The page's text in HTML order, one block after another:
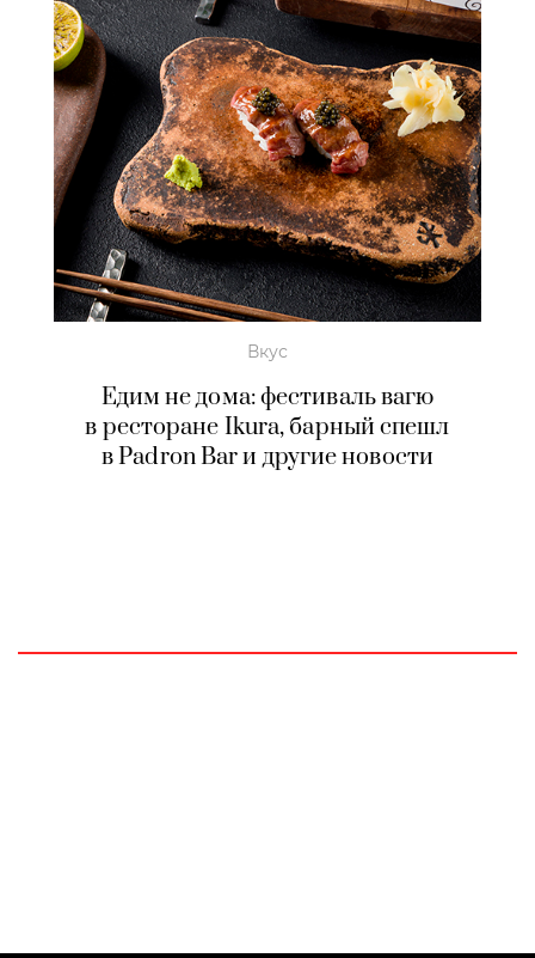
Вкус
Едим не дома: фестиваль вагю
в ресторане Ikura, барный спешл
в Padron Bar и другие новости